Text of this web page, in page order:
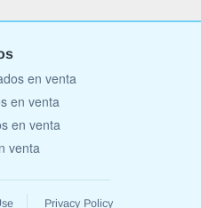
en venta
en venta
en venta
venta
Privacy Policy